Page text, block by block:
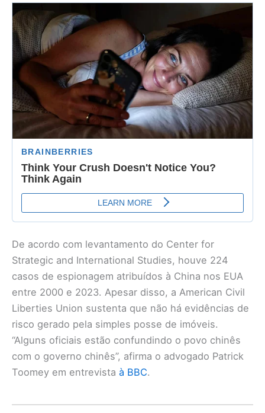
De acordo com levantamento do Center for
Strategic and International Studies, houve 224
casos de espionagem atribuídos à China nos EUA
entre 2000 e 2023. Apesar disso, a American Civil
Liberties Union sustenta que não há evidências de
risco gerado pela simples posse de imóveis.
“Alguns oficiais estão confundindo o povo chinês
com o governo chinês”, afirma o advogado Patrick
Toomey em entrevista à BBC.